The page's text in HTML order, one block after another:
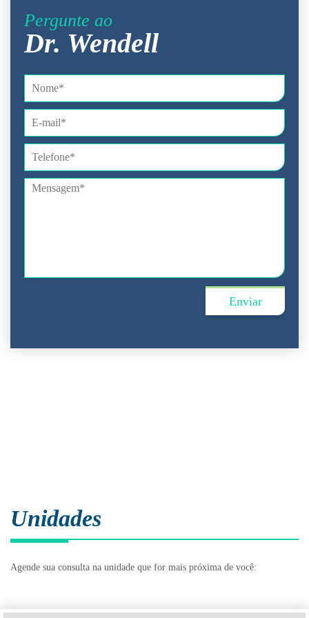
Pergunte ao
Dr. Wendell
Unidades
Agende sua consulta na unidade que for mais próxima de você: